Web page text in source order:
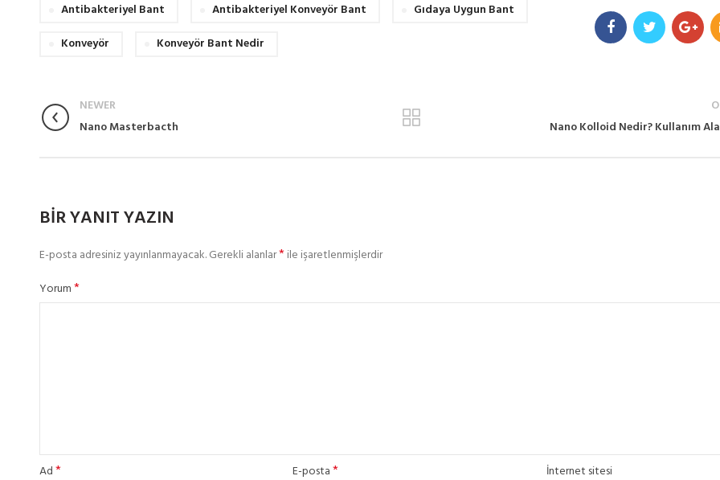
Antibakteriyel Bant Antibakteriyel Konveyör Bant
Gıdaya Uygun Bant
Konveyör
Konveyör Bant Nedir
NEWER
Nano Masterbacth
Nano Kolloid Nedir? Kullanım
BIR YANIT YAZIN
E-posta adresiniz yayınlanmayacak.Gerekli alanlar*ile işaretlenmişlerdir
Yorum*
Ad* E-posta* İnternet sitesi